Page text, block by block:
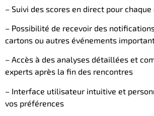
– Suivi des scores en direct pour
– Possibilité de recevoir des
cartons ou autres événements
– Accès à des analyses détaillées et
experts après la fin des rencontres
– Interface utilisateur intuitive et
vos préférences